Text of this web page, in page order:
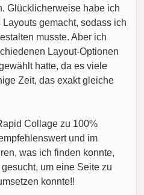
Glücklicherweise habe ich
gemacht, sodass ich
musste. Aber ich
Layout-Optionen
hatte, da es viele
Zeit, das exakt gleiche
Collage zu 100%
und im
was ich finden konnte,
um eine Seite zu
konnte!!